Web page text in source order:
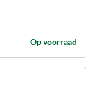
Op voorraad